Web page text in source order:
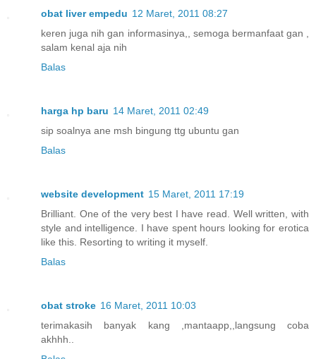
obat liver empedu 12 Maret, 2011 08:27
keren juga nih gan informasinya,, semoga bermanfaat gan ,
salam kenal aja nih
Balas
harga hp baru 14 Maret, 2011 02:49
sip soalnya ane msh bingung ttg ubuntu gan
Balas
website development 15 Maret, 2011 17:19
Brilliant. One of the very best I have read. Well written, with
style and intelligence. I have spent hours looking for erotica
like this. Resorting to writing it myself.
Balas
obat stroke 16 Maret, 2011 10:03
terimakasih banyak kang ,mantaapp,,langsung coba
akhhh..